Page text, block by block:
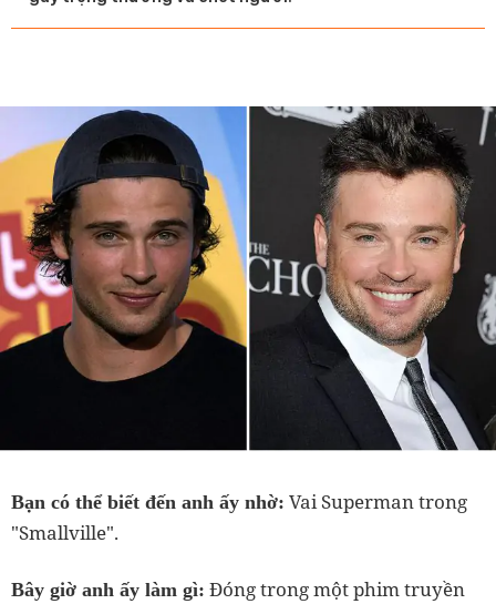
Bạn có thể biết đến anh ấy nhờ: Vai Superman trong
"Smallville".
Bây giờ anh ấy làm gì: Đóng trong một phim truyền